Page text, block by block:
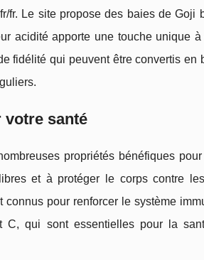
fr. Le site propose des baies de Goji
acidité apporte une touche unique
fidélité qui peuvent être convertis en
votre santé
propriétés bénéfiques
et à protéger le corps contre
pour renforcer le système
C, qui sont essentielles pour la